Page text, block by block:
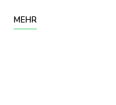
MEHR